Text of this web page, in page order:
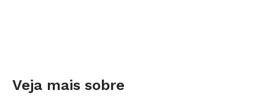
Veja mais sobre